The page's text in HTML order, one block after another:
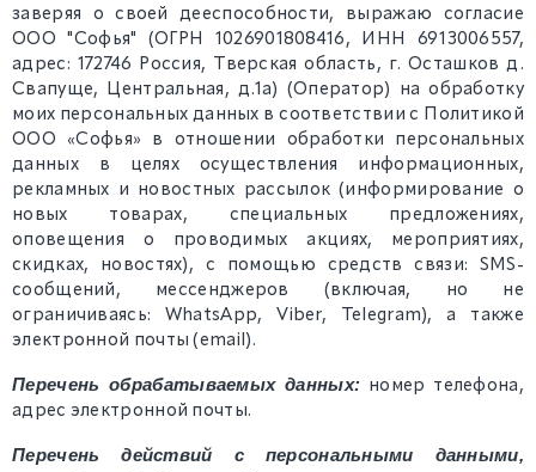
заверяя о своей дееспособности, выражаю согласие
ООО "Софья" (ОГРН 1026901808416, ИНН 6913006557,
адрес: 172746 Россия, Тверская область, г. Осташков д.
Свапуще, Центральная, д.1а) (Оператор) на обработку
моих персональных данных в соответствии с Политикой
ООО «Софья» в отношении обработки персональных
данных в целях осуществления информационных,
рекламных и новостных рассылок (информирование о
новых товарах, специальных предложениях,
оповещения о проводимых акциях, мероприятиях,
скидках, новостях), с помощью средств связи: SMS-
сообщений, мессенджеров (включая, но не
ограничиваясь: WhatsApp, Viber, Telegram), а также
электронной почты (email).
Перечень обрабатываемых данных: номер телефона,
адрес электронной почты.
Перечень действий с персональными данными,